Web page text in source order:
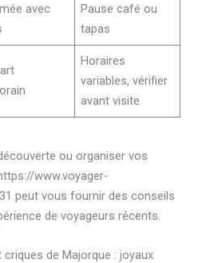
avec
Pause café ou
tapas
Horaires
variables, vérifier
avant visite
ou organiser vos
www.voyager-
peut vous fournir des conseils
de voyageurs récents.
de Majorque : joyaux